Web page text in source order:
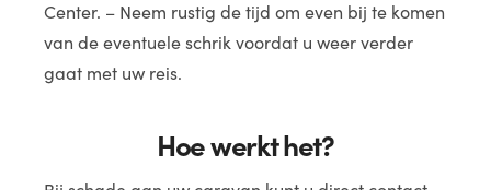
Center. – Neem rustig de tijd om even bij te komen
van de eventuele schrik voordat u weer verder
gaat met uw reis.
Hoe werkt het?